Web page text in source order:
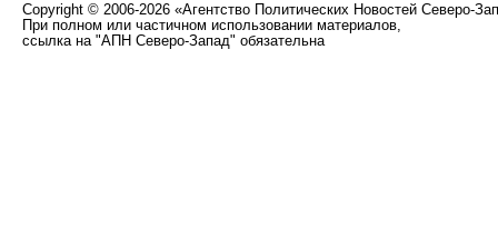
Copyright © 2006-2026 «Агентство Политических Новостей Северо-
При полном или частичном использовании материалов,
ссылка на "АПН Северо-Запад" обязательна